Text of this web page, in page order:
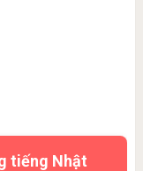
tiếng Nhật